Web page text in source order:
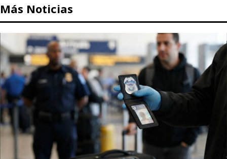
Más Noticias